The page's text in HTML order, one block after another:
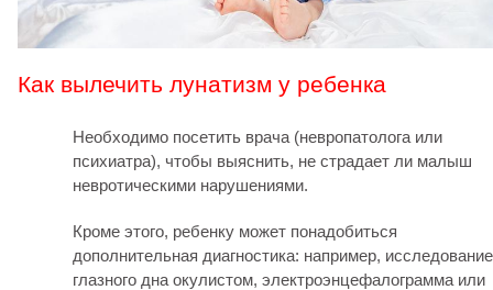
Как вылечить лунатизм у ребенка
Необходимо посетить врача (невропатолога или
психиатра), чтобы выяснить, не страдает ли малыш
невротическими нарушениями.
Кроме этого, ребенку может понадобиться
дополнительная диагностика: например, исследование
глазного дна окулистом, электроэнцефалограмма или